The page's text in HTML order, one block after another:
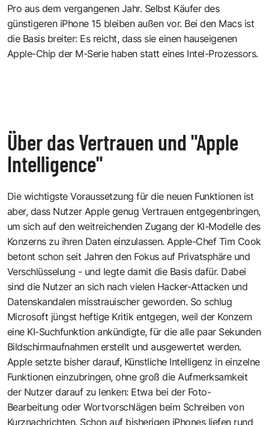
Pro aus dem vergangenen Jahr. Selbst Käufer des
günstigeren iPhone 15 bleiben außen vor. Bei den Macs ist
die Basis breiter: Es reicht, dass sie einen hauseigenen
Apple-Chip der M-Serie haben statt eines Intel-Prozessors.
Über das Vertrauen und "Apple
Intelligence"
Die wichtigste Voraussetzung für die neuen Funktionen ist
aber, dass Nutzer Apple genug Vertrauen entgegenbringen,
um sich auf den weitreichenden Zugang der KI-Modelle des
Konzerns zu ihren Daten einzulassen. Apple-Chef Tim Cook
betont schon seit Jahren den Fokus auf Privatsphäre und
Verschlüsselung - und legte damit die Basis dafür. Dabei
sind die Nutzer an sich nach vielen Hacker-Attacken und
Datenskandalen misstrauischer geworden. So schlug
Microsoft jüngst heftige Kritik entgegen, weil der Konzern
eine KI-Suchfunktion ankündigte, für die alle paar Sekunden
Bildschirmaufnahmen erstellt und ausgewertet werden.
Apple setzte bisher darauf, Künstliche Intelligenz in einzelne
Funktionen einzubringen, ohne groß die Aufmerksamkeit
der Nutzer darauf zu lenken: Etwa bei der Foto-
Bearbeitung oder Wortvorschlägen beim Schreiben von
Kurznachrichten. Schon auf bisherigen iPhones liefen rund